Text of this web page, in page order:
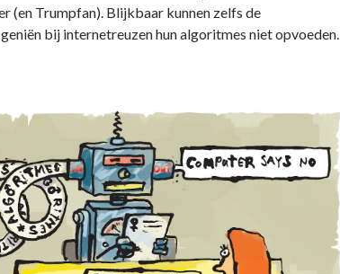
(en Trumpfan). Blijkbaar kunnen zelfs de
bij internetreuzen hun algoritmes niet opvoeden.